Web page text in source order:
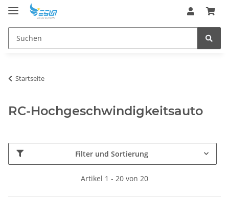
Startseite
RC-Hochgeschwindigkeitsauto
Filter und Sortierung
Artikel 1 - 20 von 20